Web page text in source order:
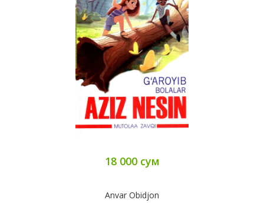
18 000 сум
Anvar Obidjon